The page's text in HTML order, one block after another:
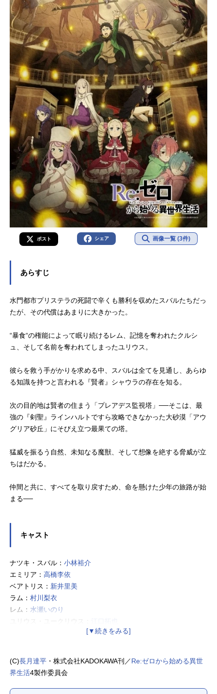
ポスト シェア 画像一覧 (3件)
あらすじ
水門都市プリステラの死闘で辛くも勝利を収めたスバルたちだっ
たが、その代償はあまりに大きかった。
“暴食“の権能によって眠り続けるレム、記憶を奪われたクルシ
ュ、そして名前を奪われてしまったユリウス。
彼らを救う手がかりを求める中、スバルは全てを見通し、あらゆ
る知識を持つと言われる『賢者』シャウラの存在を知る。
次の目的地は賢者の住まう「プレアデス監視塔」──そこは、最
強の『剣聖』ラインハルトですら攻略できなかった大砂漠「アウ
グリア砂丘」にそびえ立つ最果ての塔。
猛威を振るう自然、未知なる魔獣、そして想像を絶する脅威が立
ちはだかる。
仲間と共に、すべてを取り戻すため、命を懸けた少年の旅路が始
まる──
キャスト
ナツキ・スバル： 小林裕介
エミリア： 高橋李依
ベアトリス： 新井里美
ラム： 村川梨衣
レム： 水瀬いのり
ユリウス・ユークリウス：
アナスタシア・ホーシン：植田佳奈
シャウラ：
ファイルーズあい
レイド・アストレア：
ロイ・アルファルド：
ルイ・アルネブ：小原好美
(C)長月達平 ・株式会社KADOKAWA刊／Re:ゼロから始める異世
界生活4製作委員会